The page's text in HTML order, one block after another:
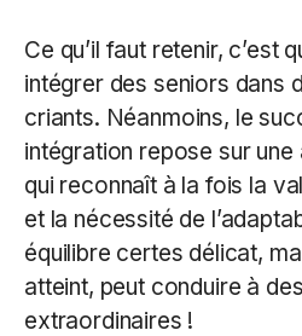
Ce qu’il faut retenir, c’est
intégrer des seniors dans
criants. Néanmoins, le
intégration repose sur
qui reconnaît à la fois la
et la nécessité de
équilibre certes délicat,
atteint, peut conduire à
extraordinaires !